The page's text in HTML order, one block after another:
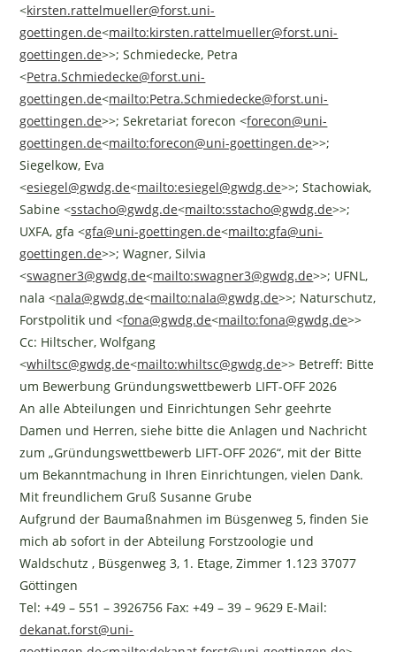
<kirsten.rattelmueller@forst.uni-
goettingen.de<mailto:kirsten.rattelmueller@forst.uni-
goettingen.de>>; Schmiedecke, Petra
<Petra.Schmiedecke@forst.uni-
goettingen.de<mailto:Petra.Schmiedecke@forst.uni-
goettingen.de>>; Sekretariat forecon <forecon@uni-
goettingen.de<mailto:forecon@uni-goettingen.de>>;
Siegelkow, Eva
<esiegel@gwdg.de<mailto:esiegel@gwdg.de>>; Stachowiak,
Sabine <sstacho@gwdg.de<mailto:sstacho@gwdg.de>>;
UXFA, gfa <gfa@uni-goettingen.de<mailto:gfa@uni-
goettingen.de>>; Wagner, Silvia
<swagner3@gwdg.de<mailto:swagner3@gwdg.de>>; UFNL,
nala <nala@gwdg.de<mailto:nala@gwdg.de>>; Naturschutz,
Forstpolitik und <fona@gwdg.de<mailto:fona@gwdg.de>>
Cc: Hiltscher, Wolfgang
<whiltsc@gwdg.de<mailto:whiltsc@gwdg.de>> Betreff: Bitte
um Bewerbung Gründungswettbewerb LIFT-OFF 2026
An alle Abteilungen und Einrichtungen Sehr geehrte
Damen und Herren, siehe bitte die Anlagen und Nachricht
zum „Gründungswettbewerb LIFT-OFF 2026“, mit der Bitte
um Bekanntmachung in Ihren Einrichtungen, vielen Dank.
Mit freundlichem Gruß Susanne Grube
Aufgrund der Baumaßnahmen im Büsgenweg 5, finden Sie
mich ab sofort in der Abteilung Forstzoologie und
Waldschutz , Büsgenweg 3, 1. Etage, Zimmer 1.123 37077
Göttingen
Tel: +49 – 551 – 3926756 Fax: +49 – 39 – 9629 E-Mail:
dekanat.forst@uni-